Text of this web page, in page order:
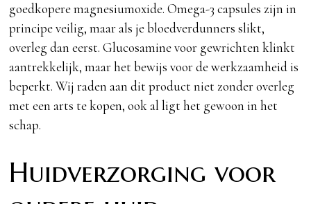
goedkopere magnesiumoxide. Omega-3 capsules zijn in
principe veilig, maar als je bloedverdunners slikt,
overleg dan eerst. Glucosamine voor gewrichten klinkt
aantrekkelijk, maar het bewijs voor de werkzaamheid is
beperkt. Wij raden aan dit product niet zonder overleg
met een arts te kopen, ook al ligt het gewoon in het
schap.
Huidverzorging voor